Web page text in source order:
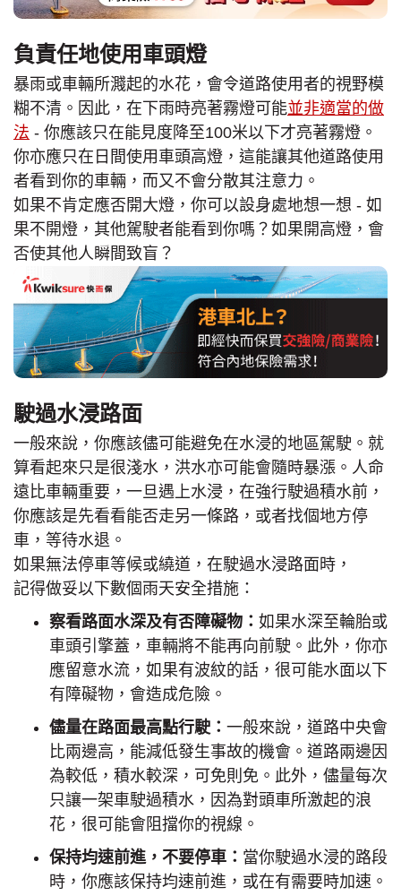
負責任地使用車頭燈
暴雨或車輛所濺起的水花，會令道路使用者的視野模
糊不清。因此，在下雨時亮著霧燈可能並非適當的做
法 - 你應該只在能見度降至100米以下才亮著霧燈。
你亦應只在日間使用車頭高燈，這能讓其他道路使用
者看到你的車輛，而又不會分散其注意力。
如果不肯定應否開大燈，你可以設身處地想一想 - 如
果不開燈，其他駕駛者能看到你嗎？如果開高燈，會
否使其他人瞬間致盲？
駛過水浸路面
一般來說，你應該儘可能避免在水浸的地區駕駛。就
算看起來只是很淺水，洪水亦可能會隨時暴漲。人命
遠比車輛重要，一旦遇上水浸，在強行駛過積水前，
你應該是先看看能否走另一條路，或者找個地方停
車，等待水退。
如果無法停車等候或繞道，在駛過水浸路面時，
記得做妥以下數個雨天安全措施：
察看路面水深及有否障礙物： 如果水深至輪胎或
車頭引擎蓋，車輛將不能再向前駛。此外，你亦
應留意水流，如果有波紋的話，很可能水面以下
有障礙物，會造成危險。
儘量在路面最高點行駛： 一般來說，道路中央會
比兩邊高，能減低發生事故的機會。道路兩邊因
為較低，積水較深，可免則免。此外，儘量每次
只讓一架車駛過積水，因為對頭車所激起的浪
花，很可能會阻擋你的視線。
保持均速前進，不要停車： 當你駛過水浸的路段
時，你應該保持均速前進，或在有需要時加速。